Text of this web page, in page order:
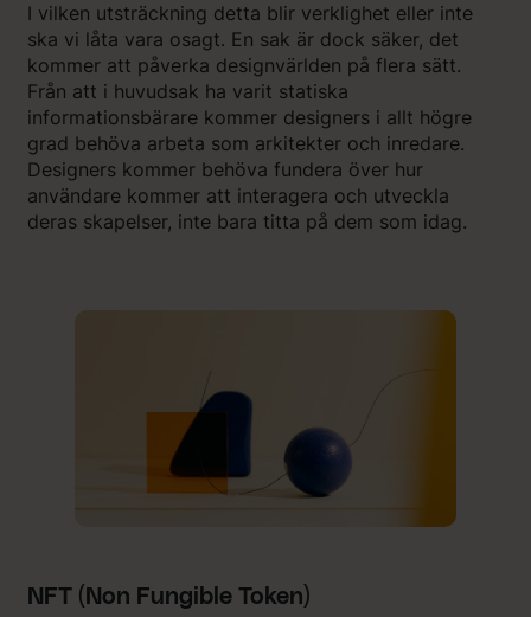
I vilken utsträckning detta blir verklighet eller inte
ska vi låta vara osagt. En sak är dock säker, det
kommer att påverka designvärlden på flera sätt.
Från att i huvudsak ha varit statiska
informationsbärare kommer designers i allt högre
grad behöva arbeta som arkitekter och inredare.
Designers kommer behöva fundera över hur
användare kommer att interagera och utveckla
deras skapelser, inte bara titta på dem som idag.
NFT (Non Fungible Token)